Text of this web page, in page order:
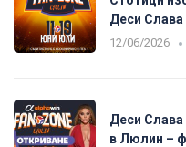
Деси Слава
12/06/2026
Деси Слава
в Люлин –